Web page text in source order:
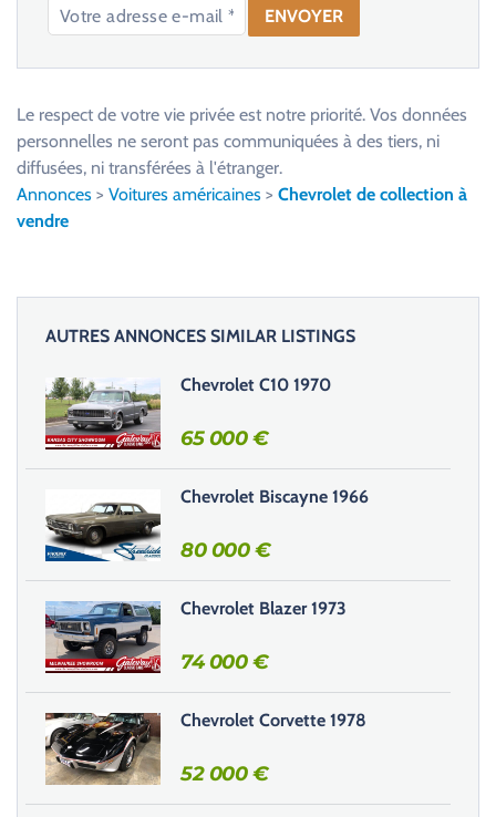
e
s
e
r
c
e
h
a
m
p
v
i
d
e
.
Le respect de votre vie privée est notre priorité. Vos données
personnelles ne seront pas communiquées à des tiers, ni
diffusées, ni transférées à l'étranger.
Annonces > Voitures américaines > Chevrolet de collection à
vendre
AUTRES ANNONCES SIMILAR LISTINGS
Chevrolet C10 1970
65 000€
Chevrolet Biscayne 1966
80 000€
Chevrolet Blazer 1973
74 000€
Chevrolet Corvette 1978
52 000€